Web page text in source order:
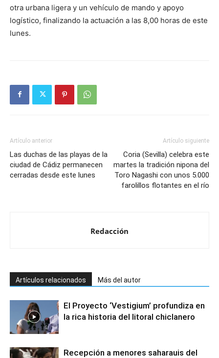
otra urbana ligera y un vehículo de mando y apoyo
logístico, finalizando la actuación a las 8,00 horas de este
lunes.
Artículo anterior
Las duchas de las playas de la
ciudad de Cádiz permanecen
cerradas desde este lunes
Artículo siguiente
Coria (Sevilla) celebra este
martes la tradición nipona del
Toro Nagashi con unos 5.000
farolillos flotantes en el río
Redacción
Artículos relacionados Más del autor
El Proyecto ‘Vestigium’ profundiza en
la rica historia del litoral chiclanero
Recepción a menores saharauis del